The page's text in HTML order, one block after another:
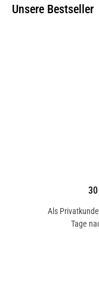
Unsere Bestseller
Als
Tage